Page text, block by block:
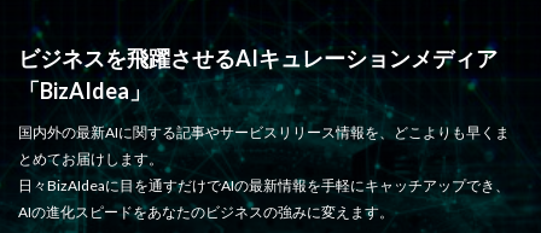
ビジネスを飛躍させるAIキュレーションメディア
「BizAIdea」
国内外の最新AIに関する記事やサービスリリース情報を、どこよりも早くま
とめてお届けします。
日々BizAIdeaに目を通すだけでAIの最新情報を手軽にキャッチアップでき、
AIの進化スピードをあなたのビジネスの強みに変えます。